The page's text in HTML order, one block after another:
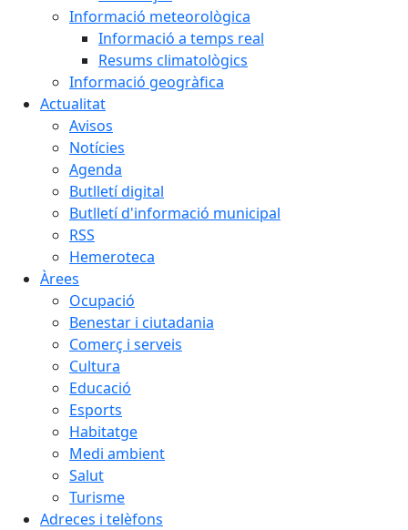
Informació meteorològica
Informació a temps real
Resums climatològics
Informació geogràfica
Actualitat
Avisos
Notícies
Agenda
Butlletí digital
Butlletí d'informació municipal
RSS
Hemeroteca
Àrees
Ocupació
Benestar i ciutadania
Comerç i serveis
Cultura
Educació
Esports
Habitatge
Medi ambient
Salut
Turisme
Adreces i telèfons